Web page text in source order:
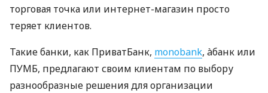
торговая точка или интернет-магазин просто
теряет клиентов.
Такие банки, как ПриватБанк, monobank, àбанк или
ПУМБ, предлагают своим клиентам по выбору
разнообразные решения для организации